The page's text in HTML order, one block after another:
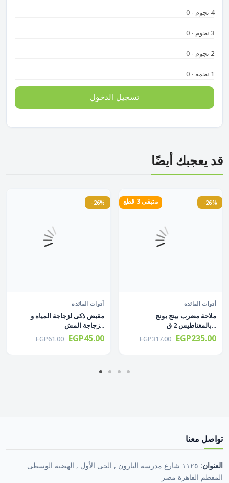
4 نجوم - 0
3 نجوم - 0
2 نجوم - 0
1 نجمة - 0
تسجيل الدخول
قد يعجبك أيضًا
-26%
أدوات المائده
مقبض ذكى لزجاجة المياه و
زجاجة المش...
EGP61.00 EGP45.00
-26% متبقى 3 قطع
أدوات المائده
ملاحة مضرب بينج بونج
بالمغناطيس 2 ق...
EGP317.00 EGP235.00
تواصل معنا
العنوان:
١١٢٥ شارع مدرسه البارون , الحى الأول , الهضبة الوسطى
المقطم القاهرة مصر